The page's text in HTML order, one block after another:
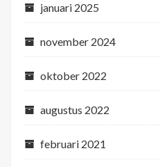
januari 2025
november 2024
oktober 2022
augustus 2022
februari 2021